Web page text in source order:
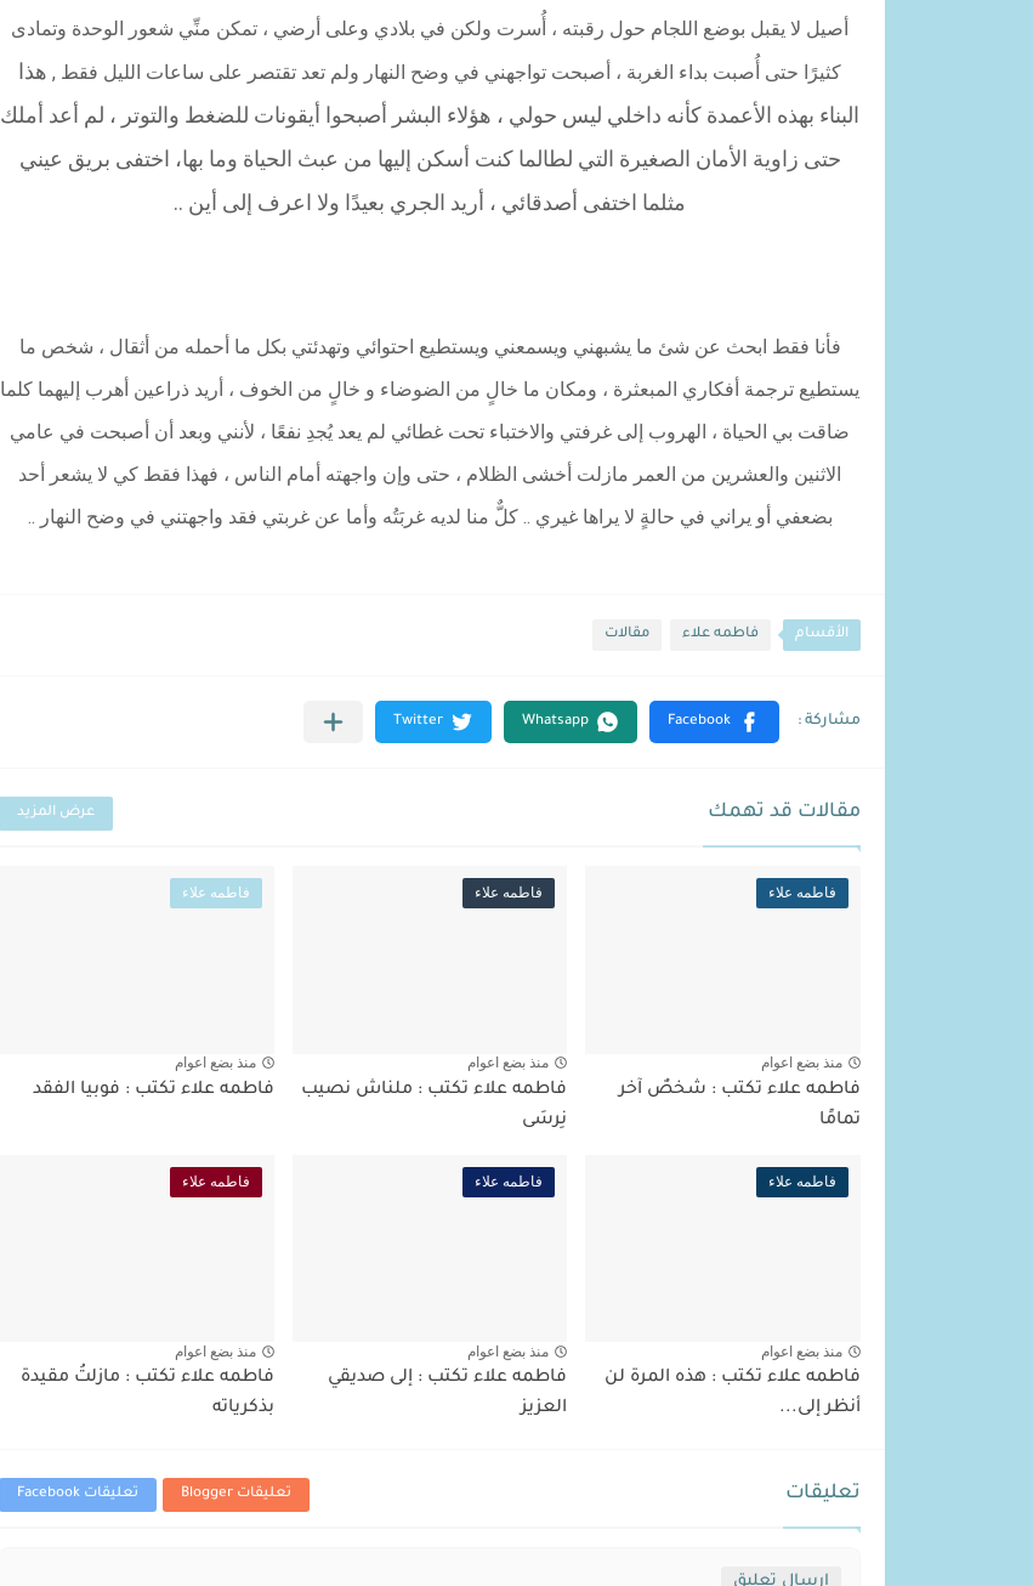
أصيل لا يقبل بوضع اللجام حول رقبته ، أُسرت ولكن في بلادي وعلى أرضي ، تمكن منِّي شعور الوحدة وتمادى
كثيرًا حتى أُصبت بداء الغربة ، أصبحت تواجهني في وضح النهار ولم تعد تقتصر على ساعات الليل فقط , هذا
البناء بهذه الأعمدة كأنه داخلي ليس حولي ، هؤلاء البشر أصبحوا أيقونات للضغط والتوتر ، لم أعد أملك
حتى زاوية الأمان الصغيرة التي لطالما كنت أسكن إليها من عبث الحياة وما بها، اختفى بريق عيني
مثلما اختفى أصدقائي ، أريد الجري بعيدًا ولا اعرف إلى أين ..
فأنا فقط ابحث عن شئ ما يشبهني ويسمعني ويستطيع احتوائي وتهدئتي بكل ما أحمله من أثقال ، شخص ما
يستطيع ترجمة أفكاري المبعثرة ، ومكان ما خالٍ من الضوضاء و خالٍ من الخوف ، أريد ذراعين أهرب إليهما كلما
ضاقت بي الحياة ، الهروب إلى غرفتي والاختباء تحت غطائي لم يعد يُجدِ نفعًا ، لأنني وبعد أن أصبحت في عامي
الاثنين والعشرين من العمر مازلت أخشى الظلام ، حتى وإن واجهته أمام الناس ، فهذا فقط كي لا يشعر أحد
بضعفي أو يراني في حالةٍ لا يراها غيري .. كلٌّ منا لديه غربَتُه وأما عن غربتي فقد واجهتني في وضح النهار ..
الأقسام فاطمه علاء مقالات
مقالات قد تهمك عرض المزيد
فاطمه علاء
منذ بضع اعوام
فاطمه علاء تكتب : شخصٌ آخر
تمامًا
فاطمه علاء
منذ بضع اعوام
فاطمه علاء تكتب : ملناش نصيب
نِرسَى
فاطمه علاء
منذ بضع اعوام
فاطمه علاء تكتب : فوبيا الفقد
فاطمه علاء
منذ بضع اعوام
فاطمه علاء تكتب : هذه المرة لن
أنظر إلى...
فاطمه علاء
منذ بضع اعوام
فاطمه علاء تكتب : إلى صديقي
العزيز
فاطمه علاء
منذ بضع اعوام
فاطمه علاء تكتب : مازلتُ مقيدة
بذكرياته
تعليقات تعليقات Blogger تعليقات Facebook
إرسال تعليق